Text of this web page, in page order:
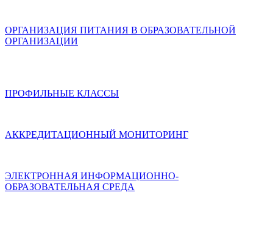
ОРГАНИЗАЦИЯ ПИТАНИЯ В ОБРАЗОВАТЕЛЬНОЙ
ОРГАНИЗАЦИИ
ПРОФИЛЬНЫЕ КЛАССЫ
АККРЕДИТАЦИОННЫЙ МОНИТОРИНГ
ЭЛЕКТРОННАЯ ИНФОРМАЦИОННО-
ОБРАЗОВАТЕЛЬНАЯ СРЕДА